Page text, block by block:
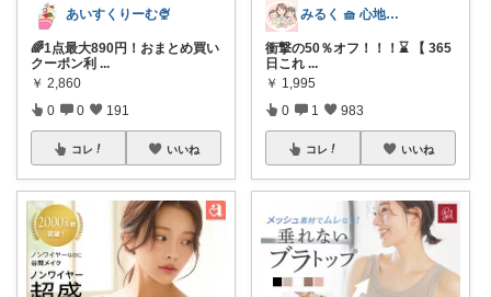
あいすくりーむ🍨
🌈1点最大890円！おまとめ買い
クーポン利 ...
￥ 2,860
0 0 191
コレ いいね
みるく 🧺 心地よい、上質な暮らしを
衝撃の50％オフ！！！⌛ 【 365
日これ ...
￥ 1,995
0 1 983
コレ いいね